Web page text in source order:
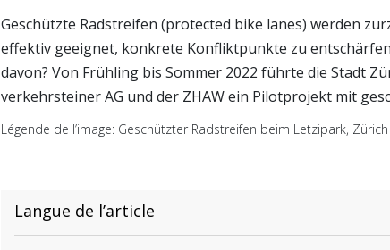
Geschützte Radstreifen (protected bike lanes) werden
effektiv geeignet, konkrete Konfliktpunkte zu
davon? Von Frühling bis Sommer 2022 führte die Stadt
verkehrsteiner AG und der ZHAW ein Pilotprojekt mit
Légende de l’image: Geschützter Radstreifen beim Letzipark, Zürich
Langue de l’article